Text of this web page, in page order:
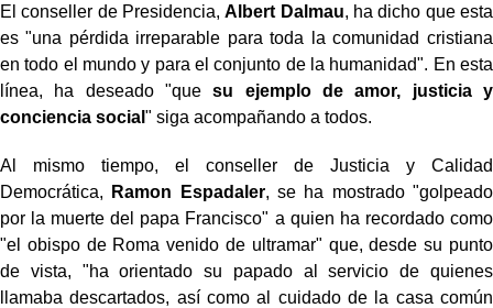
El conseller de Presidencia,Albert Dalmau, ha dicho que esta
es "una pérdida irreparable para toda la comunidad cristiana
en todo el mundo y para el conjunto de la humanidad". En esta
línea, ha deseado "quesu ejemplo de amor, justicia y
conciencia social " siga acompañando a todos.
Al mismo tiempo, el conseller de Justicia y Calidad
Democrática,
Ramon Espadaler, se ha mostrado "golpeado
por la muerte del papa Francisco" a quien ha recordado como
"el obispo de Roma venido de ultramar" que, desde su punto
de vista, "ha orientado su papado al servicio de quienes
llamaba descartados, así como al cuidado de la casa común